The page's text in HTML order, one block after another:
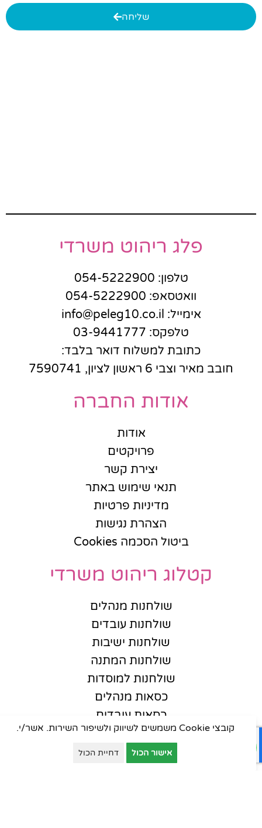
שליחה
פלג ריהוט משרדי
טלפון: 054-5222900
וואטסאפ: 054-5222900
אימייל: info@peleg10.co.il
טלפקס: 03-9441777
כתובת למשלוח דואר בלבד:
חובב מאיר וצבי 6 ראשון לציון, 7590741
אודות החברה
אודות
פרויקטים
יצירת קשר
תנאי שימוש באתר
מדיניות פרטיות
הצהרת נגישות
ביטול הסכמה Cookies
קטלוג ריהוט משרדי
שולחנות מנהלים
שולחנות עובדים
שולחנות ישיבות
שולחנות המתנה
שולחנות למוסדות
כסאות מנהלים
כסאות עובדים
כסאות אורחים
כסאות סטודנט
קובצי Cookie משמשים לשיווק ולשיפור השירות. אשר/י.
אישור הכול דחיית הכול